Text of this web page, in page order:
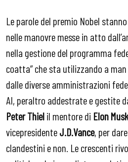
Le parole del premio Nobel
nelle manovre messe in atto
nella gestione del programma
coatta” che sta utilizzando a
dalle diverse amministrazioni
AI, peraltro addestrate e gestite
Peter Thielil mentore di Elon Musk
vicepresidenteJ.D.Vance, per
clandestini e non. Le crescenti